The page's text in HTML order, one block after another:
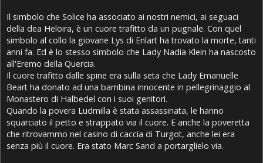
Il simbolo che Solice ha associato ai nostri nemici, ai seguaci
della dea Heloira, è un cuore trafitto da un pugnale. Con quel
simbolo al collo la giovane Lys di Enlart ha trovato la morte, tanti
anni fa. Ed è lo stesso simbolo che Lady Nadia Klein ha nascosto
all'Eremo della Quercia.
Il cuore trafitto dalle spine era sulla seta che Lady Emanuelle
Beart ha donato ad una bambina innocente in pellegrinaggio al
Monastero di Halbedel con i suoi genitori.
Quando la povera Ludmilla è stata assassinata, le hanno
squarciato il petto e strappato via il cuore. E anche la poveretta
che ritrovammo nel casino di caccia di Turgot, anche lei era
senza più il cuore. Era stato Marc Sand a portarglielo via.